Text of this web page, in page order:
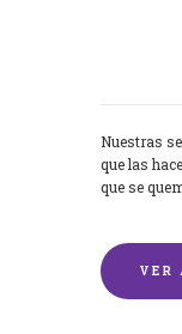
Nuestras
que las
que se
VER